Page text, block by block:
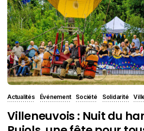
Actualités Événement Société Solidarité
Villeneuvois : Nuit du